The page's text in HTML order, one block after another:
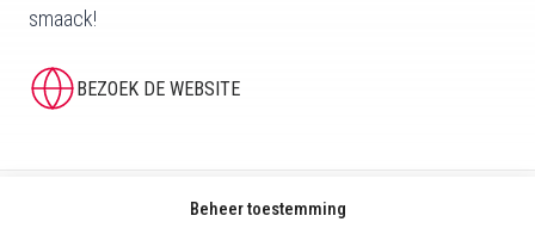
Beheer toestemming
smaack!
BEZOEK DE WEBSITE